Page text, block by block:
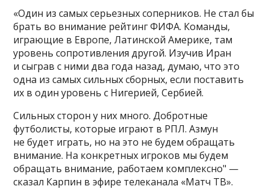
«Один из самых серьезных соперников. Не стал бы
брать во внимание рейтинг ФИФА. Команды,
играющие в Европе, Латинской Америке, там
уровень сопротивления другой. Изучив Иран
и сыграв с ними два года назад, думаю, что это
одна из самых сильных сборных, если поставить
их в один уровень с Нигерией, Сербией.
Сильных сторон у них много. Добротные
футболисты, которые играют в РПЛ. Азмун
не будет играть, но на это не будем обращать
внимание. На конкретных игроков мы будем
обращать внимание, работаем комплексно" —
сказал Карпин в эфире телеканала «Матч ТВ».